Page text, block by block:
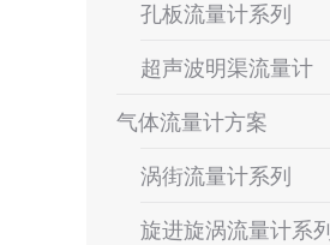
孔板流量计系列
超声波明渠流量计
气体流量计方案
涡街流量计系列
旋进旋涡流量计系列